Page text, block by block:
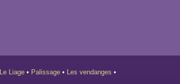
Le Liage • Palissage • Les vendanges •